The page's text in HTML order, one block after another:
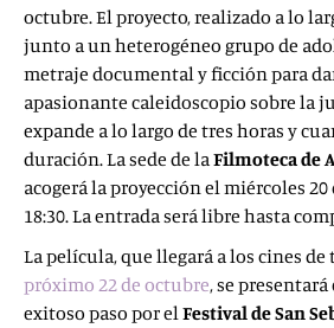
octubre. El proyecto, realizado a lo
junto a un heterogéneo grupo de
metraje documental y ficción para
apasionante caleidoscopio sobre la
expande a lo largo de tres horas y
duración. La sede de laFilmoteca de
acogerá la proyección el miércoles 20
18:30. La entrada será libre hasta
La película, que llegará a los cines de
próximo 22 de octubre, se
exitoso paso por elFestival de San